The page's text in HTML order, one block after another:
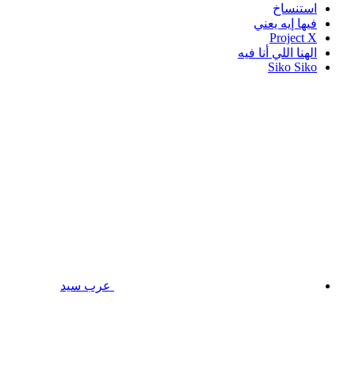
استنساخ
فيها إيه يعني
Project X
الهنا اللي أنا فيه
Siko Siko
عرب سيد